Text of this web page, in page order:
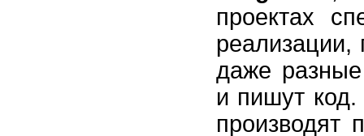
проектах
реализации,
даже
и пишут код.
производят